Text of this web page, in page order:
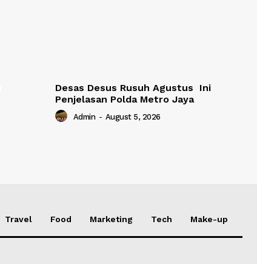
Desas Desus Rusuh Agustus Ini
Penjelasan Polda Metro Jaya
Admin - August 5, 2026
Travel Food Marketing Tech Make-up